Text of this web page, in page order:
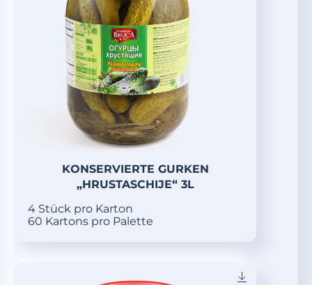
KONSERVIERTE GURKEN
„HRUSTASCHIJE“ 3L
4 Stück pro Karton
60 Kartons pro Palette